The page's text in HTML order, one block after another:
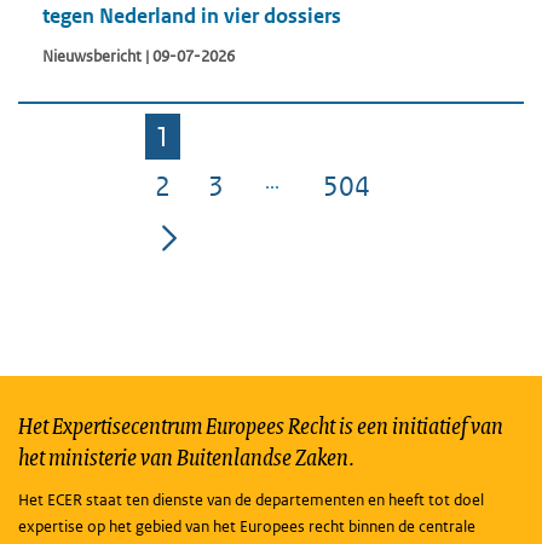
tegen Nederland in vier dossiers
Nieuwsbericht | 09-07-2026
Pagina
1
Pagina
2 Pagina
3 Pagina
504
Het Expertisecentrum Europees Recht is een initiatief van
het ministerie van Buitenlandse Zaken.
Het ECER staat ten dienste van de departementen en heeft tot doel
expertise op het gebied van het Europees recht binnen de centrale